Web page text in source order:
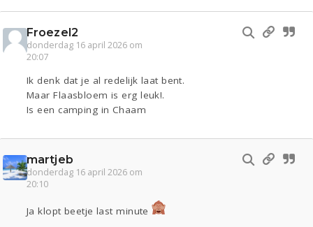
Froezel2
donderdag 16 april 2026 om
20:07
Ik denk dat je al redelijk laat bent.
Maar Flaasbloem is erg leuk!.
Is een camping in Chaam
martjeb
donderdag 16 april 2026 om
20:10
Ja klopt beetje last minute